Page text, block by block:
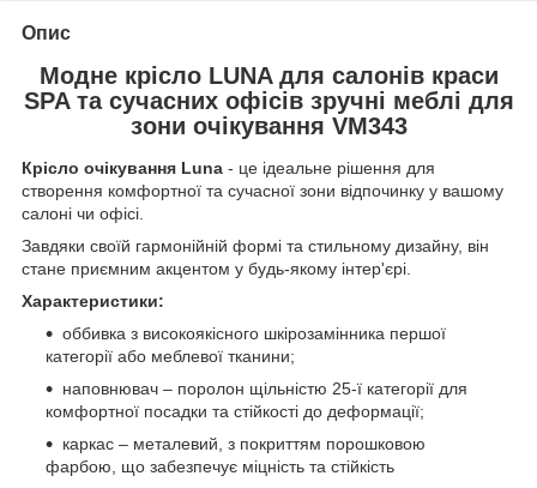
Опис
Модне крісло LUNA для салонів краси
SPA та сучасних офісів зручні меблі для
зони очікування VM343
Крісло очікування Luna - це ідеальне рішення для
створення комфортної та сучасної зони відпочинку у вашому
салоні чи офісі.
Завдяки своїй гармонійній формі та стильному дизайну, він
стане приємним акцентом у будь-якому інтер'єрі.
Характеристики:
оббивка з високоякісного шкірозамінника першої
категорії або меблевої тканини;
наповнювач – поролон щільністю 25-ї категорії для
комфортної посадки та стійкості до деформації;
каркас – металевий, з покриттям порошковою
фарбою, що забезпечує міцність та стійкість